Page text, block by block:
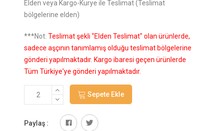
Elden veya Kargo-Kurye ile Teslimat (Teslimat
bölgelerine elden)
***Not: Teslimat şekli "Elden Teslimat" olan ürünlerde,
sadece aşçının tanımlamış olduğu teslimat bölgelerine
gönderi yapılmaktadır. Kargo ibaresi geçen ürünlerde
Tüm Türkiye'ye gönderi yapılmaktadır.
Sepete Ekle
Paylaş :